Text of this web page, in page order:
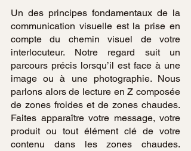
Un des principes fondamentaux de la
communication visuelle est la prise en
compte du chemin visuel de votre
interlocuteur. Notre regard suit un
parcours précis lorsqu’il est face à une
image ou à une photographie. Nous
parlons alors de lecture en Z composée
de zones froides et de zones chaudes.
Faites apparaître votre message, votre
produit ou tout élément clé de votre
contenu dans les zones chaudes.